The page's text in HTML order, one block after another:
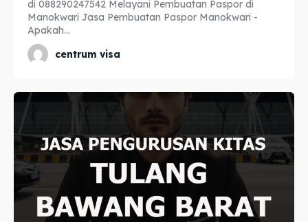
di 088290247542 Melayani Pembuatan Paspor di
Manokwari Jasa Pembuatan Paspor Manokwari -
Apakah...
centrum visa